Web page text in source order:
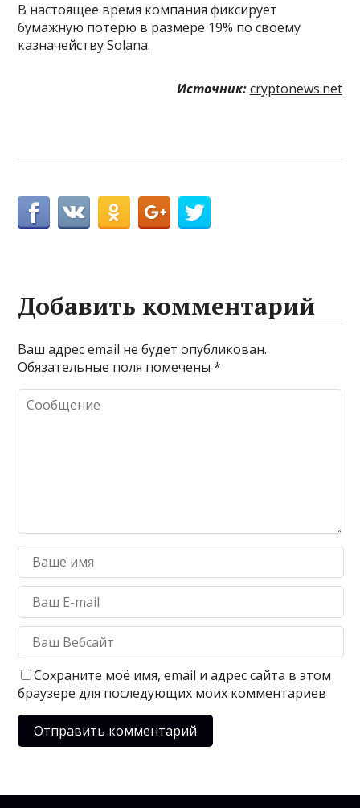
В настоящее время компания фиксирует
бумажную потерю в размере 19% по своему
казначейству Solana.
Источник: cryptonews.net
Добавить комментарий
Ваш адрес email не будет опубликован.
Обязательные поля помечены*
Сохраните моё имя, email и адрес сайта в этом
браузере для последующих моих комментариев